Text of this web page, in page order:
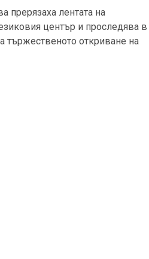
прерязаха лентата на
център и проследява в
тържественото откриване на